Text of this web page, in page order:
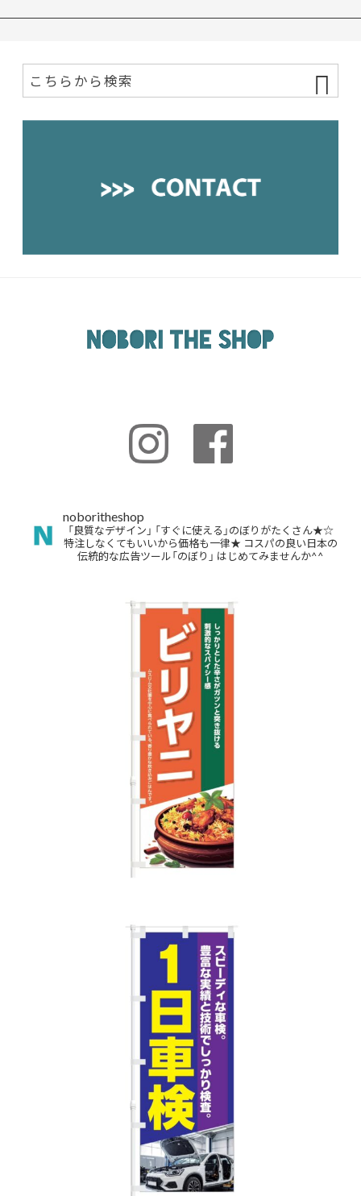
noboritheshop
「良質なデザイン」 「すぐに使える」のぼりがたくさん★☆
特注しなくてもいいから価格も一律★ コスパの良い日本の
伝統的な広告ツール「のぼり」 はじめてみませんか^^